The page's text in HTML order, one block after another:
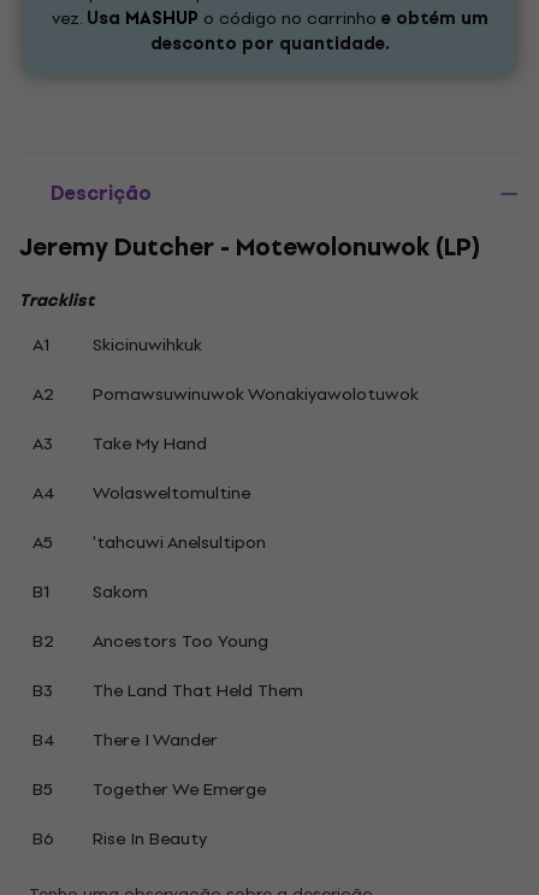
vez. Usa MASHUP o código no carrinho e obtém um
desconto por quantidade.
Descrição
Jeremy Dutcher - Motewolonuwok (LP)
Tracklist
A1
Skicinuwihkuk
A2
Pomawsuwinuwok Wonakiyawolotuwok
A3
Take My Hand
A4
Wolasweltomultine
A5
'tahcuwi Anelsultipon
B1
Sakom
B2
Ancestors Too Young
B3
The Land That Held Them
B4
There I Wander
B5
Together We Emerge
B6
Rise In Beauty